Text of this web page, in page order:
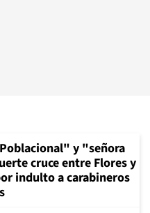
y "señora
cruce entre Flores y
indulto a carabineros